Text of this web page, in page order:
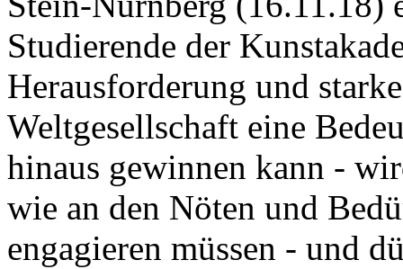
Studierende der
Herausforderung und
Weltgesellschaft eine
hinaus gewinnen kann -
wie an den Nöten und
engagieren müssen - und